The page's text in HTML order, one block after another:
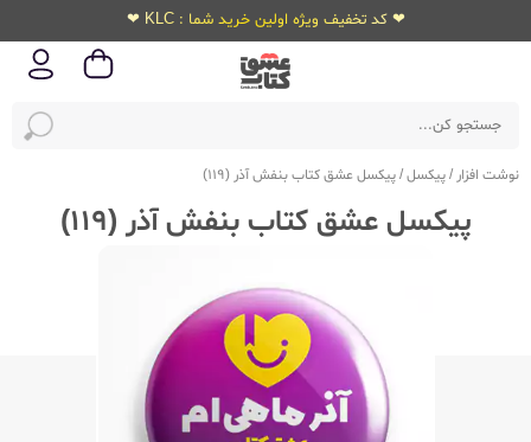
❤ کد تخفیف ویژه اولین خرید شما : KLC ❤
نوشت افزار /پیکسل/پیکسل عشق کتاب بنفش آذر (119)
پیکسل عشق کتاب بنفش آذر (119)